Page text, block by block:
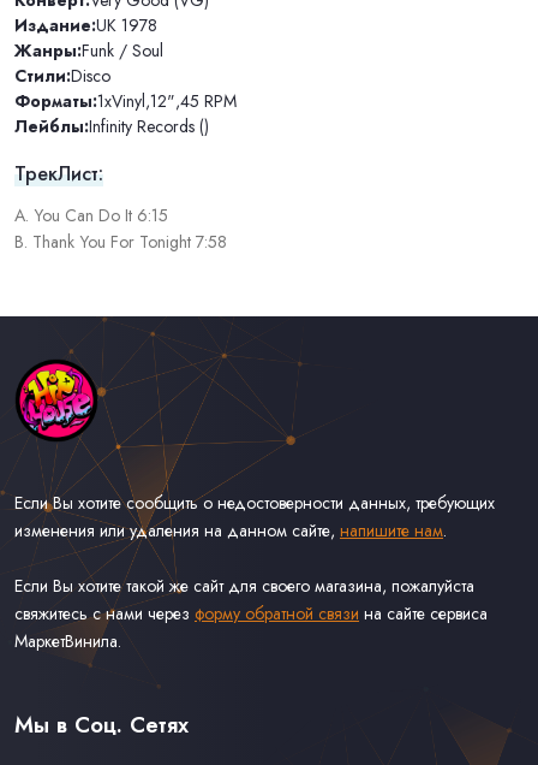
Издание:UK 1978
Жанры:Funk / Soul
Стили:Disco
Форматы:1xVinyl,12",45 RPM
Лейблы:Infinity Records ()
ТрекЛист:
A. You Can Do It 6:15
B. Thank You For Tonight 7:58
Если Вы хотите сообщить о недостоверности данных, требующих
изменения или удаления на данном сайте, напишите нам.
Если Вы хотите такой же сайт для своего магазина, пожалуйста
свяжитесь с нами через форму обратной связи на сайте сервиса
МаркетВинила.
Каталог Музыки на Виниле В Наличии
Доставка и Оплата
Мы в Соц. Сетях